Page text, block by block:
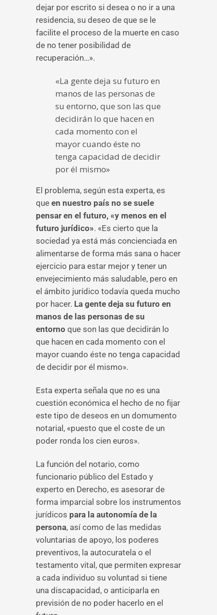
dejar por escrito si desea o no ir a una
residencia, su deseo de que se le
facilite el proceso de la muerte en caso
de no tener posibilidad de
recuperación…».
«La gente deja su futuro en
manos de las personas de
su entorno, que son las que
decidirán lo que hacen en
cada momento con el
mayor cuando éste no
tenga capacidad de decidir
por él mismo»
El problema, según esta experta, es
que en nuestro país no se suele
pensar en el futuro, «y menos en el
futuro jurídico». «Es cierto que la
sociedad ya está más concienciada en
alimentarse de forma más sana o hacer
ejercicio para estar mejor y tener un
envejecimiento más saludable, pero en
el ámbito jurídico todavía queda mucho
por hacer. La gente deja su futuro en
manos de las personas de su
entorno que son las que decidirán lo
que hacen en cada momento con el
mayor cuando éste no tenga capacidad
de decidir por él mismo».
Esta experta señala que no es una
cuestión económica el hecho de no fijar
este tipo de deseos en un domumento
notarial, «puesto que el coste de un
poder ronda los cien euros».
La función del notario, como
funcionario público del Estado y
experto en Derecho, es asesorar de
forma imparcial sobre los instrumentos
jurídicos para la autonomía de la
persona, así como de las medidas
voluntarias de apoyo, los poderes
preventivos, la autocuratela o el
testamento vital, que permiten expresar
a cada individuo su voluntad si tiene
una discapacidad, o anticiparla en
previsión de no poder hacerlo en el